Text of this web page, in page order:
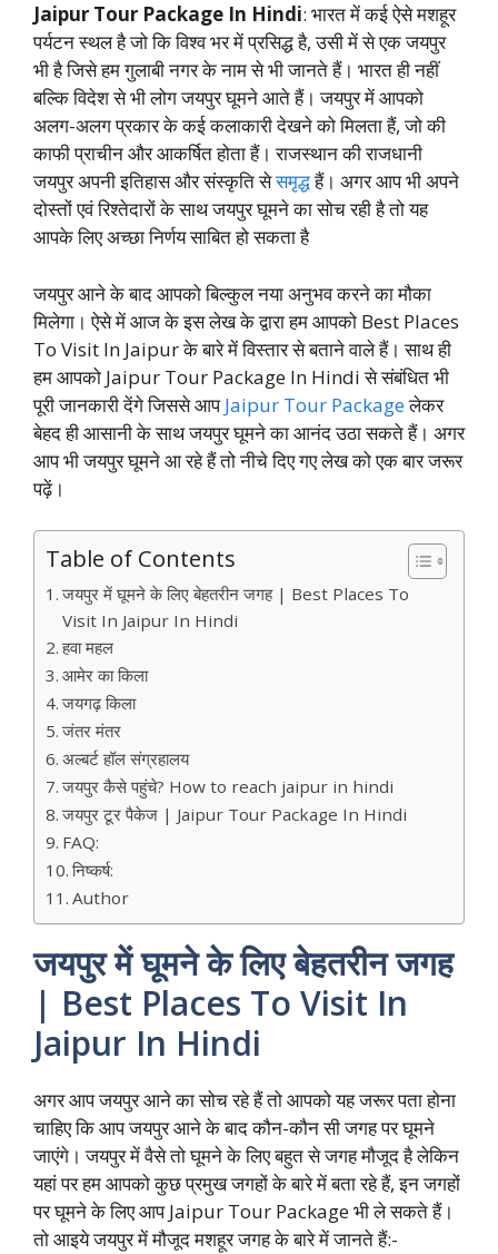
Jaipur Tour Package In Hindi: भारत में कई ऐसे मशहूर
पर्यटन स्थल है जो कि विश्व भर में प्रसिद्ध है, उसी में से एक जयपुर
भी है जिसे हम गुलाबी नगर के नाम से भी जानते हैं। भारत ही नहीं
बल्कि विदेश से भी लोग जयपुर घूमने आते हैं। जयपुर में आपको
अलग-अलग प्रकार के कई कलाकारी देखने को मिलता हैं, जो की
काफी प्राचीन और आकर्षित होता हैं। राजस्थान की राजधानी
जयपुर अपनी इतिहास और संस्कृति सेसमृद्धहैं। अगर आप भी अपने
दोस्तों एवं रिश्तेदारों के साथ जयपुर घूमने का सोच रही है तो यह
आपके लिए अच्छा निर्णय साबित हो सकता है
जयपुर आने के बाद आपको बिल्कुल नया अनुभव करने का मौका
मिलेगा। ऐसे में आज के इस लेख के द्वारा हम आपको Best Places
To Visit In Jaipur के बारे में विस्तार से बताने वाले हैं। साथ ही
हम आपको Jaipur Tour Package In Hindi से संबंधित भी
पूरी जानकारी देंगे जिससे आपJaipur Tour Packageलेकर
बेहद ही आसानी के साथ जयपुर घूमने का आनंद उठा सकते हैं। अगर
आप भी जयपुर घूमने आ रहे हैं तो नीचे दिए गए लेख को एक बार जरूर
पढ़ें।
Table of Contents
जयपुर में घूमने के लिए बेहतरीन जगह | Best Places To
Visit In Jaipur In Hindi
हवा महल
आमेर का किला
जयगढ़ किला
जंतर मंतर
अल्बर्ट हॉल संग्रहालय
जयपुर कैसे पहुंचे? How to reach jaipur in hindi
जयपुर टूर पैकेज | Jaipur Tour Package In Hindi
FAQ:
निष्कर्ष:
Author
जयपुर में घूमने के लिए बेहतरीन जगह
| Best Places To Visit In
Jaipur In Hindi
अगर आप जयपुर आने का सोच रहे हैं तो आपको यह जरूर पता होना
चाहिए कि आप जयपुर आने के बाद कौन-कौन सी जगह पर घूमने
जाएंगे। जयपुर में वैसे तो घूमने के लिए बहुत से जगह मौजूद है लेकिन
यहां पर हम आपको कुछ प्रमुख जगहों के बारे में बता रहे हैं, इन जगहों
पर घूमने के लिए आप Jaipur Tour Package भी ले सकते हैं।
तो आइये जयपुर में मौजूद मशहूर जगह के बारे में जानते हैं:-